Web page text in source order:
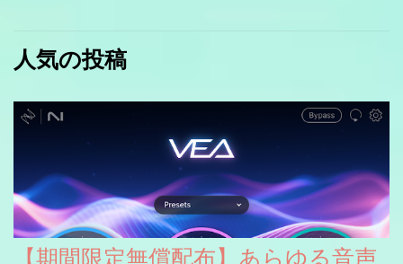
人気の投稿
【期間限定無償配布】あらゆる音声